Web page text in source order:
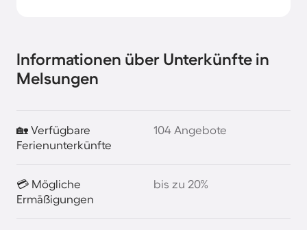
Informationen über Unterkünfte in
Melsungen
🏡 Verfügbare
Ferienunterkünfte
104 Angebote
💳 Mögliche
Ermäßigungen
bis zu 20%